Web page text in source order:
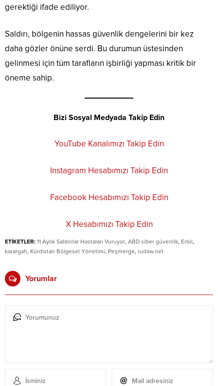
gerektiği ifade ediliyor.
Saldırı, bölgenin hassas güvenlik dengelerini bir kez
daha gözler önüne serdi. Bu durumun üstesinden
gelinmesi için tüm tarafların işbirliği yapması kritik bir
öneme sahip.
Bizi Sosyal Medyada Takip Edin
YouTube Kanalımızı Takip Edin
Instagram Hesabımızı Takip Edin
Facebook Hesabımızı Takip Edin
X Hesabımızı Takip Edin
ETİKETLER: 11 Aylık Saldırılar Hastaları Vuruyor, ABD siber güvenlik, Erbil,
karargah, Kürdistan Bölgesel Yönetimi, Peşmerge, rudaw.net
Yorumlar